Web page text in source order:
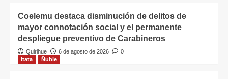
Coelemu destaca disminución de delitos de
mayor connotación social y el permanente
despliegue preventivo de Carabineros
Quirihue 6 de agosto de 2026
0
Itata
Ñuble